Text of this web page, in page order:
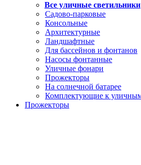
Все уличные светильники
Садово-парковые
Консольные
Архитектурные
Ландшафтные
Для бассейнов и фонтанов
Насосы фонтанные
Уличные фонари
Прожекторы
На солнечной батарее
Комплектующие к
Прожекторы